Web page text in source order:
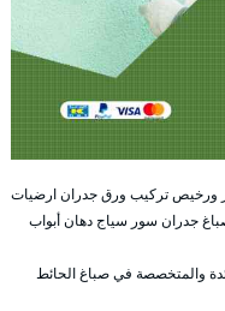
ورخيص تركيب ورق جدران ارضيات
جدران سور سياج دهان أبواب
والمتخصصة في صباغ الحائط